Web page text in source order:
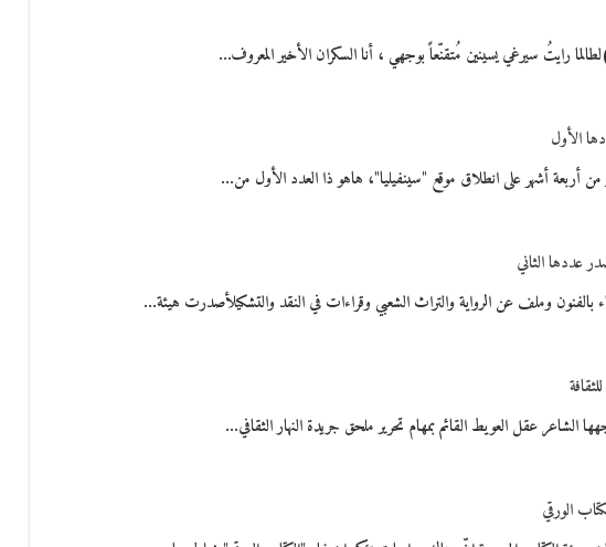
رايتُ سيرغي يسينين مُتقنّعاً بوجهي ، أنا السكران الأخير المعروف…
الأول
أربعة أشهر على انطلاق موقع "سينفيليا"، هاهو ذا العدد الأول من…
عددها الثاني
وملف عن الرواية والتراث الشعبي وقراءات في النقد والتشكيلأصدرت هيئة…
الشاعر عقل العويط القائم بمهام تحرير ملحق جريدة النهار الثقافي…